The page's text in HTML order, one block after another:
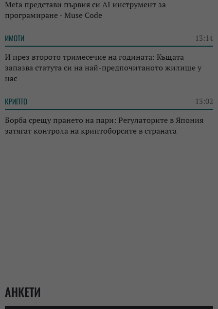
Meta представи първия си AI инструмент за
програмиране - Muse Code
ИМОТИ 13:14
И през второто тримесечие на годината: Къщата
запазва статута си на най-предпочитаното жилище у
нас
КРИПТО 13:02
Борба срещу прането на пари: Регулаторите в Япония
затягат контрола на криптоборсите в страната
АНКЕТИ